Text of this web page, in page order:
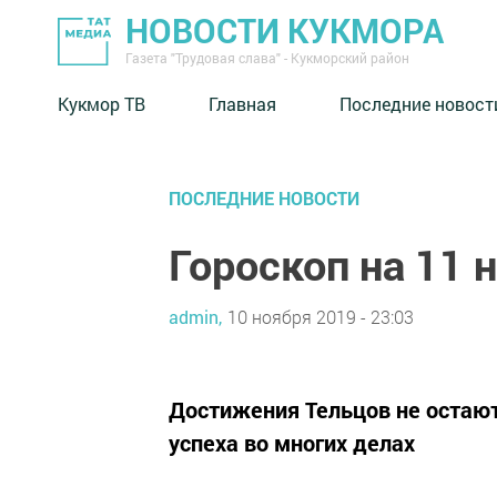
НОВОСТИ КУКМОРА
Газета "Трудовая слава" - Кукморский район
Кукмор ТВ Главная Последние
ПОСЛЕДНИЕ НОВОСТИ
Гороскоп на 11
admin, 10 ноября 2019 - 23:03
Достижения Тельцов не
успеха во многих делах